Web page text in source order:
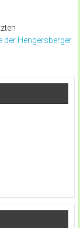
der Hengersberger